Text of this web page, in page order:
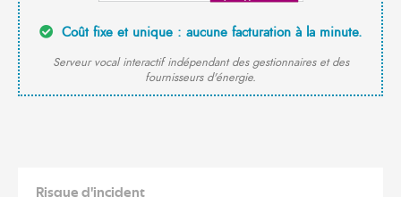
Coût fixe et unique : aucune facturation à la minute.
Serveur vocal interactif indépendant des gestionnaires et des
fournisseurs d'énergie.
Risque d'incident